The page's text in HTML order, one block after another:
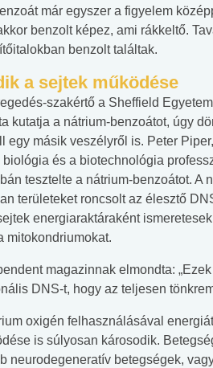
már egyszer a figyelem
benzolt képez, ami rákkeltő.
benzolt találtak.
a sejtek működése
szakértő a Sheffield
kutatja a nátrium-benzoátot, úgy
egy másik veszélyről is. Peter
és a biotechnológia
tesztelte a nátrium-benzoátot. A
területeket roncsolt az élesztő
energiaraktáraként
mitokondriumokat.
magazinnak elmondta:
DNS-t, hogy az teljesen
oxigén felhasználásával
is súlyosan károsodik.
neurodegeneratív betegségek,